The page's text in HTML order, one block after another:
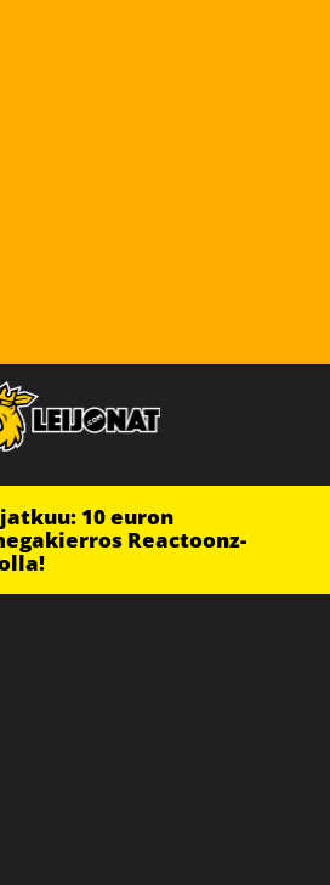
10 euron
Reactoonz-